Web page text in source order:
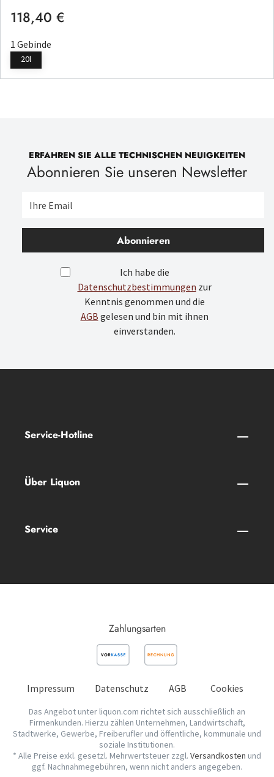
Regulärer Preis:
118,40 €
1 Gebinde
20l
ERFAHREN SIE ALLE TECHNISCHEN NEUIGKEITEN
Abonnieren Sie unseren Newsletter
Abonnieren
Ich habe die
Datenschutzbestimmungen zur
Kenntnis genommen und die
AGB gelesen und bin mit ihnen
einverstanden.
Service-Hotline
Über Liquon
Service
Zahlungsarten
Impressum Datenschutz AGB Cookies
Das Angebot unter liquon.com richtet sich ausschließlich an
Firmenkunden. Hierzu zählen Unternehmen, Landwirtschaft,
Stadtwerke, Gewerbe, Freiberufler und öffentliche, kommunale und
soziale Institutionen.
* Alle Preise exkl. gesetzl. Mehrwertsteuer zzgl. Versandkosten und
ggf. Nachnahmegebühren, wenn nicht anders angegeben.